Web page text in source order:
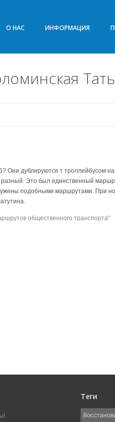
О НАС ИНФОРМАЦИЯ
Они дублируются т троллейбусом
Это был единственный
подобными маршрутами. При
общественного транспорта"
Теги